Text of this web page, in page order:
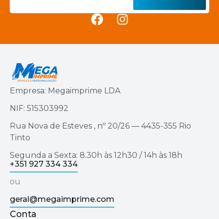
Empresa: Megaimprime LDA
NIF: 515303992
Rua Nova de Esteves , nº 20/26 — 4435-355 Rio
Tinto
Segunda a Sexta: 8.30h às 12h30 / 14h às 18h
+351 927 334 334
ou
geral@megaimprime.com
Conta